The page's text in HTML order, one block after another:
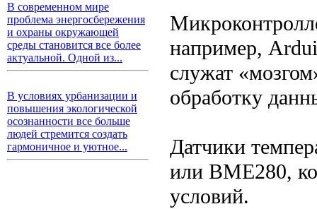
В современном мире
проблема энергосбережения
и охраны окружающей
среды становится все более
актуальной. Одной из...
В условиях урбанизации и
повышения экологической
осознанности все больше
людей стремится создать
гармоничное и уютное...
например,
служат
обработку
Датчики
или BME280,
условий.